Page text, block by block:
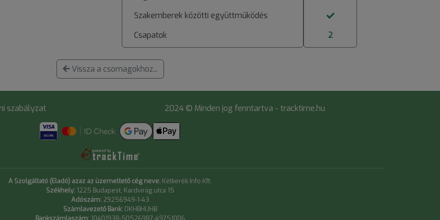
Szakemberek közötti együttműködés
Csapatok
2
Vissza a csomagokhoz...
szabályzat 2024 © Minden jog fenntartva - tracktime.hu
A Szolgáltató (Eladó) azaz az üzemeltető cég neve: Kétkerék Info Kft.
Székhely: 1225 Budapest, Kardvirág utca 15
Adószám: 29256949-1-43
Számlavezető Bank: OKHBHUHB
Bankszámlaszám: 10401938-50526987-49751006